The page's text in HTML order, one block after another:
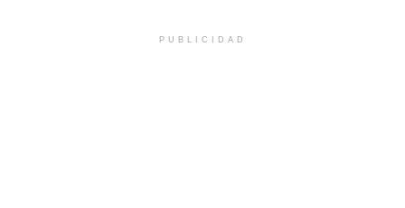
PUBLICIDAD